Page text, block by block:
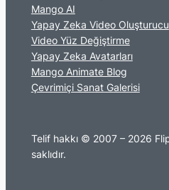
Mango AI
Yapay Zeka Video Oluşturucu
Video Yüz Değiştirme
Yapay Zeka Avatarları
Mango Animate Blog
Çevrimiçi Sanat Galerisi
Telif hakkı © 2007 – 2026
saklıdır.